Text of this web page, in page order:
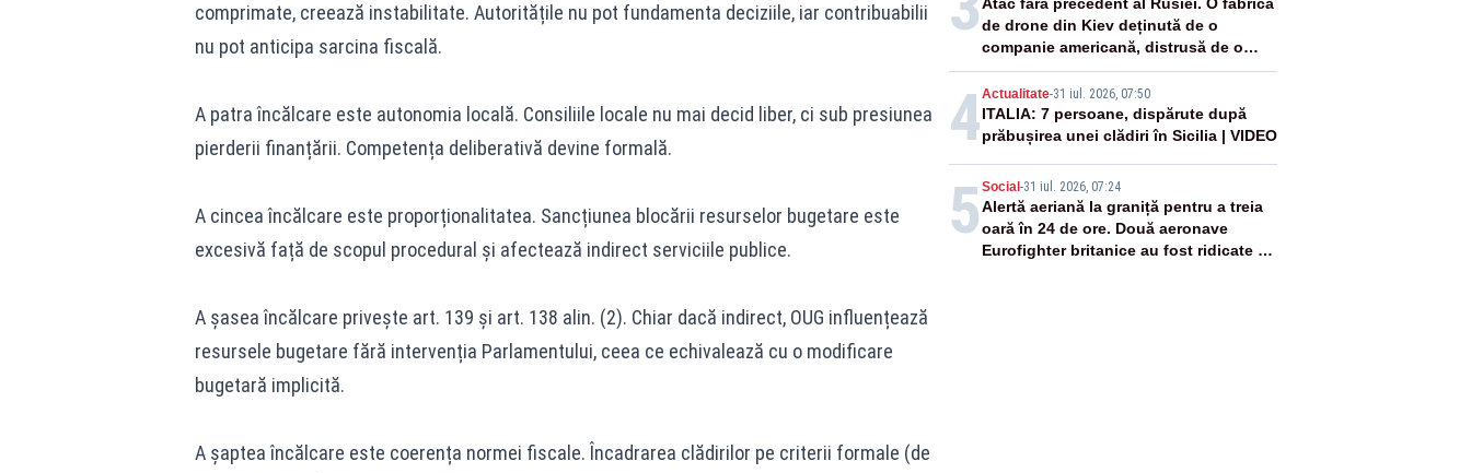
comprimate, creează instabilitate. Autoritățile nu pot fundamenta deciziile, iar contribuabilii
nu pot anticipa sarcina fiscală.
A patra încălcare este autonomia locală. Consiliile locale nu mai decid liber, ci sub presiunea
pierderii finanțării. Competența deliberativă devine formală.
A cincea încălcare este proporționalitatea. Sancțiunea blocării resurselor bugetare este
excesivă față de scopul procedural și afectează indirect serviciile publice.
A șasea încălcare privește art. 139 și art. 138 alin. (2). Chiar dacă indirect, OUG influențează
resursele bugetare fără intervenția Parlamentului, ceea ce echivalează cu o modificare
bugetară implicită.
A șaptea încălcare este coerența normei fiscale. Încadrarea clădirilor pe criterii formale (de
de drone din Kiev deținută de o
companie americană, distrusă de o
rachetă rusească
4Actualitate-31 iul. 2026, 07:50
ITALIA: 7 persoane, dispărute după
prăbușirea unei clădiri în Sicilia | VIDEO
5 Social-31 iul. 2026, 07:24
Alertă aeriană la graniță pentru a treia
oară în 24 de ore. Două aeronave
Eurofighter britanice au fost ridicate de